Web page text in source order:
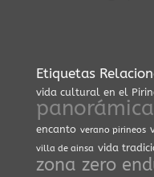
Etiquetas
vida cultural en el
encanto verano pirineos
villa de ainsa vida
zona zero